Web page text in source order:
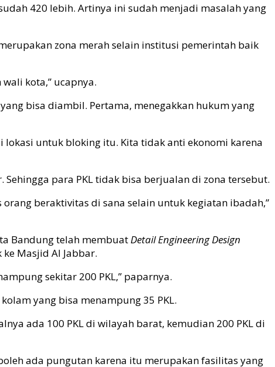
420 lebih. Artinya ini sudah menjadi masalah yang
zona merah selain institusi pemerintah baik
kota,” ucapnya.
bisa diambil. Pertama, menegakkan hukum yang
lokasi untuk bloking itu. Kita tidak anti ekonomi karena
para PKL tidak bisa berjualan di zona tersebut.
beraktivitas di sana selain untuk kegiatan ibadah,”
Bandung telah membuatDetail Engineering Design
Masjid Al Jabbar.
sekitar 200 PKL,” paparnya.
yang bisa menampung 35 PKL.
ada 100 PKL di wilayah barat, kemudian 200 PKL di
ada pungutan karena itu merupakan fasilitas yang